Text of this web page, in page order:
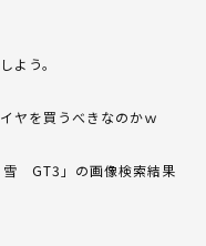
よう。
ヤを買うべきなのかｗ